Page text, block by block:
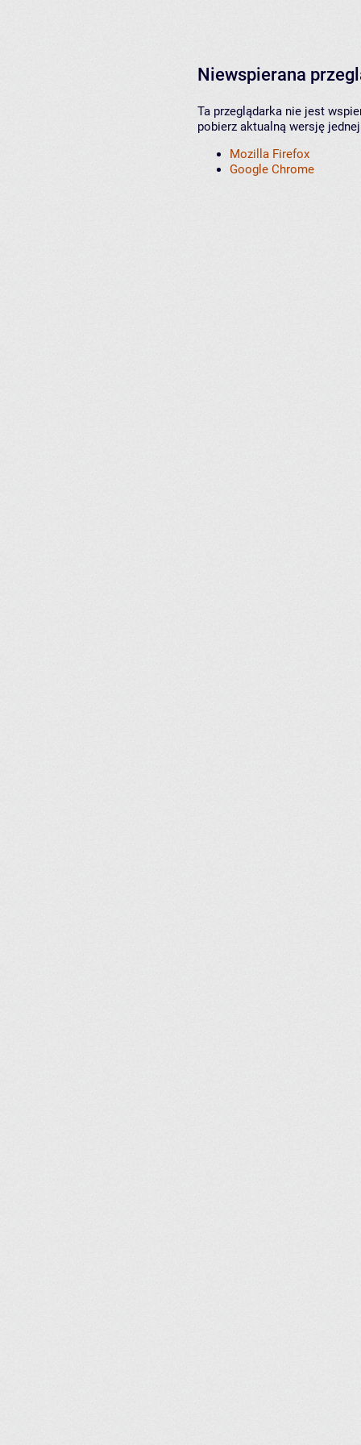
Niewspierana
Ta przeglądarka nie jest
pobierz aktualną wersję
Mozilla Firefox
Google Chrome